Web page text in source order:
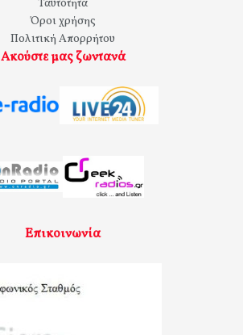
Ταυτότητα
Όροι χρήσης
Πολιτική Απορρήτου
Ακούστε μας ζωντανά
Επικοινωνία